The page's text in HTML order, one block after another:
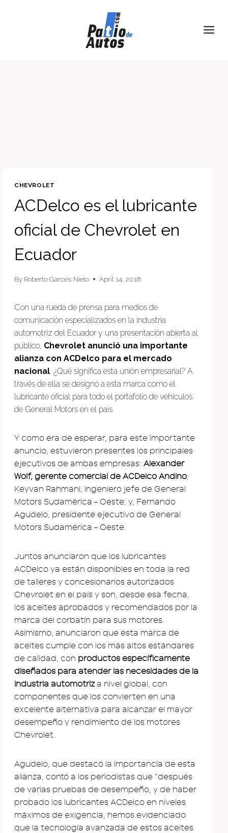
CHEVROLET
ACDelco es el lubricante
oficial de Chevrolet en
Ecuador
By Roberto Garcés Nieto April 14, 2018
Con una rueda de prensa para medios de
comunicación especializados en la industria
automotriz del Ecuador y una presentación abierta al
público, Chevrolet anunció una importante
alianza con ACDelco para el mercado
nacional. ¿Qué significa esta unión empresarial? A
través de ella se designó a esta marca como el
lubricante oficial para todo el portafolio de vehículos
de General Motors en el país.
Y como era de esperar, para este importante
anuncio, estuvieron presentes los principales
ejecutivos de ambas empresas: Alexander
Wolf, gerente comercial de ACDelco Andino;
Keyvan Rahmani, ingeniero jefe de General
Motors Sudamérica – Oeste; y, Fernando
Agudelo, presidente ejecutivo de General
Motors Sudamérica – Oeste.
Juntos anunciaron que los lubricantes
ACDelco ya están disponibles en toda la red
de talleres y concesionarios autorizados
Chevrolet en el país y son, desde esa fecha,
los aceites aprobados y recomendados por la
marca del corbatín para sus motores.
Asimismo, anunciaron que esta marca de
aceites cumple con los más altos estándares
de calidad, con productos específicamente
diseñados para atender las necesidades de la
industria automotriz a nivel global, con
componentes que los convierten en una
excelente alternativa para alcanzar el mayor
desempeño y rendimiento de los motores
Chevrolet.
Agudelo, que destacó la importancia de esta
alianza, contó a los periodistas que “después
de varias pruebas de desempeño, y de haber
probado los lubricantes ACDelco en niveles
máximos de exigencia, hemos evidenciado
que la tecnología avanzada de estos aceites